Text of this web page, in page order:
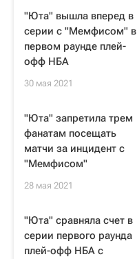
"Юта" вышла вперед в
серии с "Мемфисом" в
первом раунде плей-
офф НБА
30 мая 2021
"Юта" запретила трем
фанатам посещать
матчи за инцидент с
"Мемфисом"
28 мая 2021
"Юта" сравняла счет в
серии первого раунда
плей-офф НБА с